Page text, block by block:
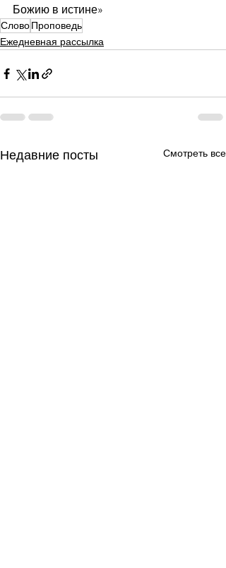
Божию в истине»
СловоПроповедь
Ежедневная рассылка
Недавние посты Смотреть все